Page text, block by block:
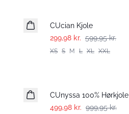
CUcian Kjole
299,98 kr. 599,95 kr.
XS S M L XL XXL
CUnyssa 100% Hørkjole
499,98 kr. 999,95 kr.